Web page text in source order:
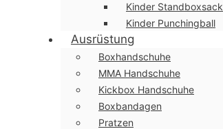
Kinder Standboxsack
Kinder Punchingball
Ausrüstung
Boxhandschuhe
MMA Handschuhe
Kickbox Handschuhe
Boxbandagen
Pratzen